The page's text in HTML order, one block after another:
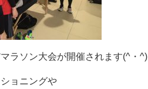
ラソン大会が開催されます(^・^)
ョニングや